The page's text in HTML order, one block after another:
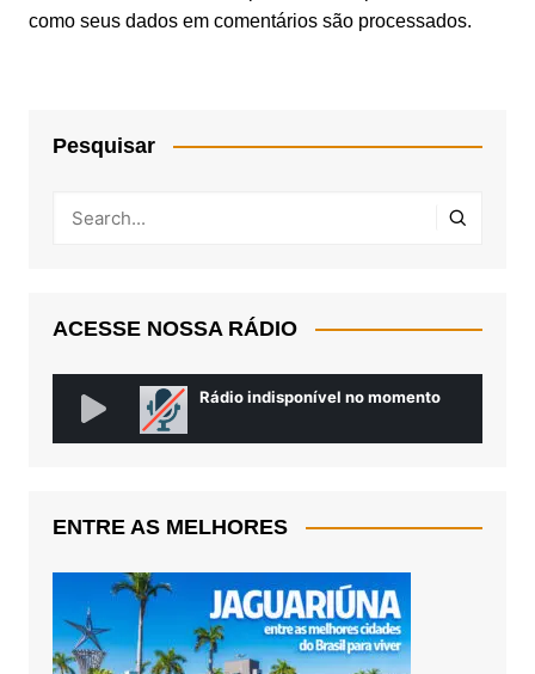
como seus dados em comentários são processados.
Pesquisar
ACESSE NOSSA RÁDIO
ENTRE AS MELHORES